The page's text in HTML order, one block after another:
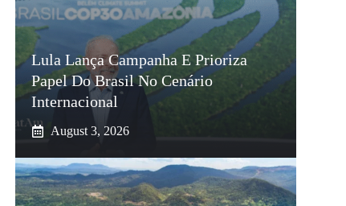
Lula Lança Campanha E Prioriza
Papel Do Brasil No Cenário
Internacional
August 3, 2026